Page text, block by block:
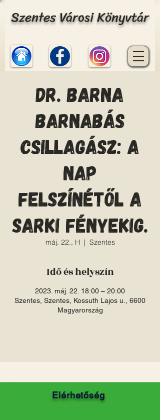
Szentes Városi Könyvtár
Dr. Barna
Barnabás
csillagász: A
Nap
felszínétől a
sarki fényekig.
máj. 22., H
  |
Szentes
Idő és helyszín
2023. máj. 22. 18:00 – 20:00
Szentes, Szentes, Kossuth Lajos u., 6600
Magyarország
Elérhetőség